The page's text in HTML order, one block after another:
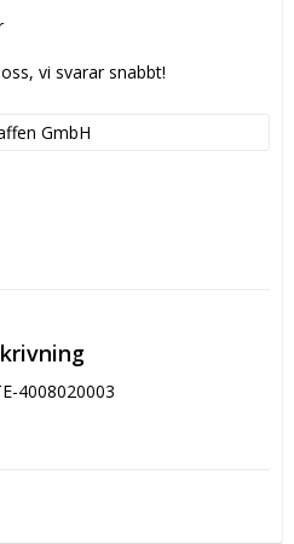
vi svarar snabbt!
GmbH
4008020003